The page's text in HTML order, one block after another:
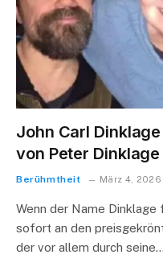
John Carl
von Peter Dinklage
Berühmtheit März 4, 2026
Wenn der Name
sofort an den
der vor allem durch seine…